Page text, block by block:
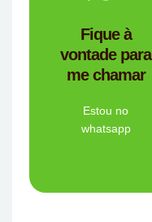
Fique à
vontade para
me chamar
Estou no
whatsapp
Tem dúvidas se a
Personalizado é a
empresa de
brindes certa para